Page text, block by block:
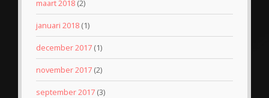
maart 2018 (2)
januari 2018 (1)
december 2017 (1)
november 2017 (2)
september 2017 (3)